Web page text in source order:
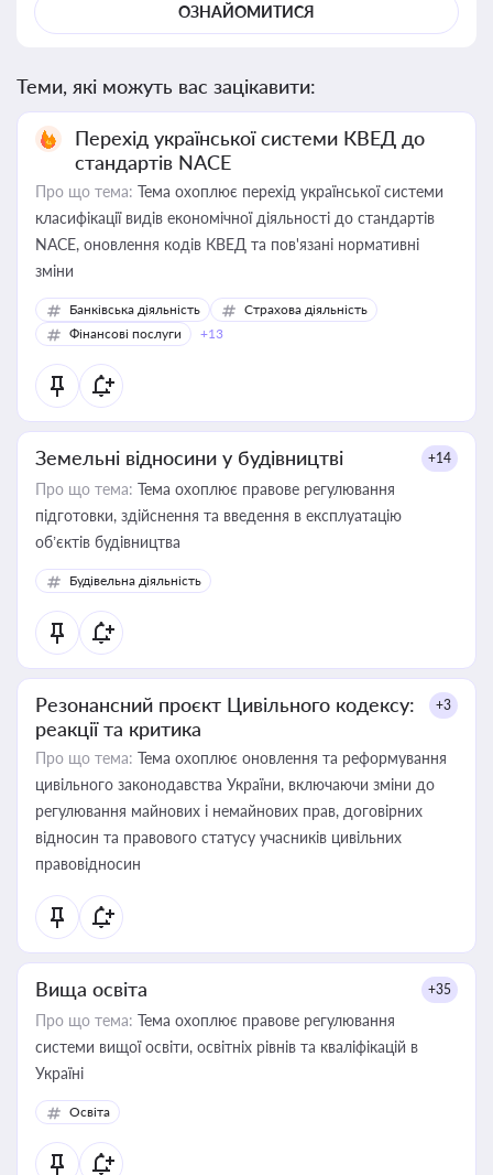
ОЗНАЙОМИТИСЯ
Теми, які можуть вас зацікавити:
Перехід української системи КВЕД до
стандартів NACE
Про що тема: Тема охоплює перехід української системи
класифікації видів економічної діяльності до стандартів
NACE, оновлення кодів КВЕД та пов'язані нормативні
зміни
Банківська діяльність
Страхова діяльність
Фінансові послуги
+13
Земельні відносини у будівництві +14
Про що тема: Тема охоплює правове регулювання
підготовки, здійснення та введення в експлуатацію
об’єктів будівництва
Будівельна діяльність
Резонансний проєкт Цивільного кодексу:
реакції та критика
+3
Про що тема: Тема охоплює оновлення та реформування
цивільного законодавства України, включаючи зміни до
регулювання майнових і немайнових прав, договірних
відносин та правового статусу учасників цивільних
правовідносин
Вища освіта +35
Про що тема: Тема охоплює правове регулювання
системи вищої освіти, освітніх рівнів та кваліфікацій в
Україні
Освіта